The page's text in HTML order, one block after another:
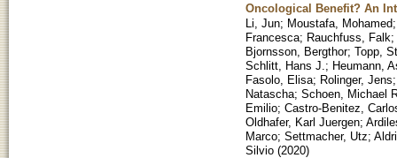
Oncological Benefit? An
Li, Jun; Moustafa, Mohamed
Francesca; Rauchfuss, Falk;
Bjornsson, Bergthor; Topp,
Schlitt, Hans J. ; Heumann,
Fasolo, Elisa; Rolinger, Jens
Natascha; Schoen, Michael
Emilio; Castro-Benitez,
Oldhafer, Karl Juergen;
Marco; Settmacher, Utz;
Silvio (2020)